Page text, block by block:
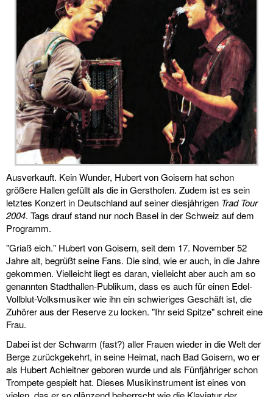
Ausverkauft. Kein Wunder, Hubert von Goisern hat schon
größere Hallen gefüllt als die in Gersthofen. Zudem ist es sein
letztes Konzert in Deutschland auf seiner diesjährigen Trad Tour
2004. Tags drauf stand nur noch Basel in der Schweiz auf dem
Programm.
"Griaß eich." Hubert von Goisern, seit dem 17. November 52
Jahre alt, begrüßt seine Fans. Die sind, wie er auch, in die Jahre
gekommen. Vielleicht liegt es daran, vielleicht aber auch am so
genannten Stadthallen-Publikum, dass es auch für einen Edel-
Vollblut-Volksmusiker wie ihn ein schwieriges Geschäft ist, die
Zuhörer aus der Reserve zu locken. "Ihr seid Spitze" schreit eine
Frau.
Dabei ist der Schwarm (fast?) aller Frauen wieder in die Welt der
Berge zurückgekehrt, in seine Heimat, nach Bad Goisern, wo er
als Hubert Achleitner geboren wurde und als Fünfjähriger schon
Trompete gespielt hat. Dieses Musikinstrument ist eines von